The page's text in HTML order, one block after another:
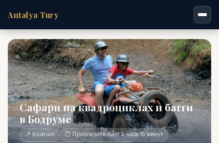
Antalya Tury
Сафари на квадроциклах и багги
в Бодруме
📍 Bodrum
⏱ Приблизительно 3 часа 15 минут